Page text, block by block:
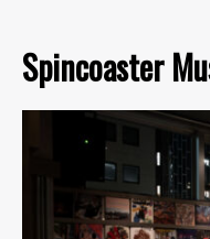
Spincoaster